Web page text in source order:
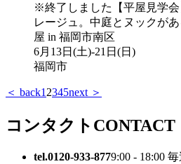
※終了しました【平屋見学
レージュ。中庭とヌックが
屋 in 福岡市南区
6月13日(土)-21日(日)
福岡市
＜ back1 2345next ＞
コンタクト CONTACT
tel.0120-933-8779:00 - 18:00